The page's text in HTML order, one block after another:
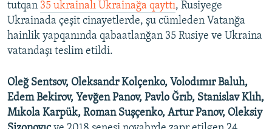
tutqan 35 ukrainalı Ukrainağa qayttı, Rusiyege
Ukrainada çeşit cinayetlerde, şu cümleden Vatanğa
hainlik yapqanında qabaatlanğan 35 Rusiye ve Ukraina
vatandaşı teslim etildi.
Oleğ Sentsov, Oleksandr Kolçenko, Volodımır Baluh,
Edem Bekirov, Yevğen Panov, Pavlo Ğrıb, Stanislav Klıh,
Mıkola Karpük, Roman Suşçenko, Artur Panov, Oleksiy